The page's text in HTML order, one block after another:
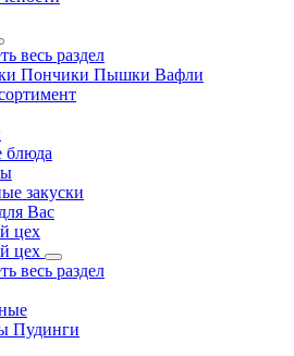
весь раздел
Пончики Пышки Вафли
блюда
закуски
Вас
цех
цех
весь раздел
Пудинги